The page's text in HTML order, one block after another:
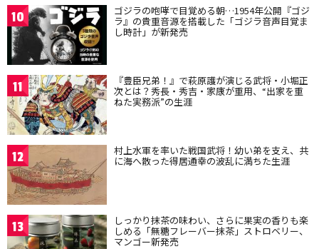
10 ゴジラの咆哮で目覚める朝…1954年公開『ゴジ
ラ』の貴重音源を搭載した「ゴジラ音声目覚ま
し時計」が新発売
11 『豊臣兄弟！』で萩原護が演じる武将・小堀正
次とは？秀長・秀吉・家康が重用、“出家を重
ねた実務派”の生涯
12 村上水軍を率いた戦国武将！幼い弟を支え、共
に海へ散った得居通幸の波乱に満ちた生涯
13 しっかり抹茶の味わい、さらに果実の香りも楽
しめる「無糖フレーバー抹茶」ストロベリー、
マンゴー新発売